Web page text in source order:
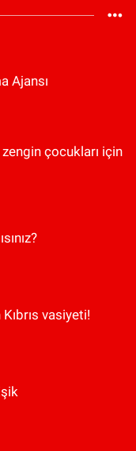
Ajansı
çocukları için
vasiyeti!